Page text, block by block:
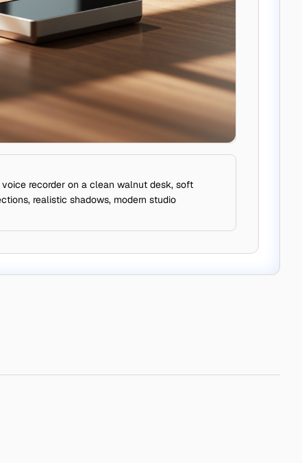
recorder on a clean walnut desk, soft
realistic shadows, modern studio